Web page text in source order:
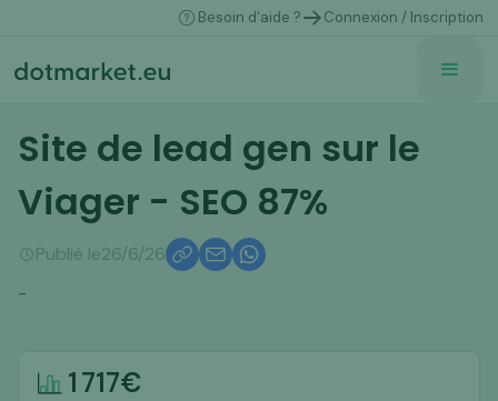
Besoin d'aide ? Connexion / Inscription
Site de lead gen sur le
Viager - SEO 87%
Publié le26/6/26
-
1 717€